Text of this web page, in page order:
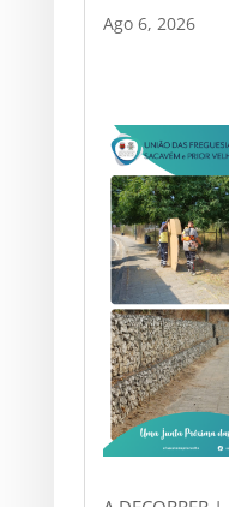
Ago 6, 2026